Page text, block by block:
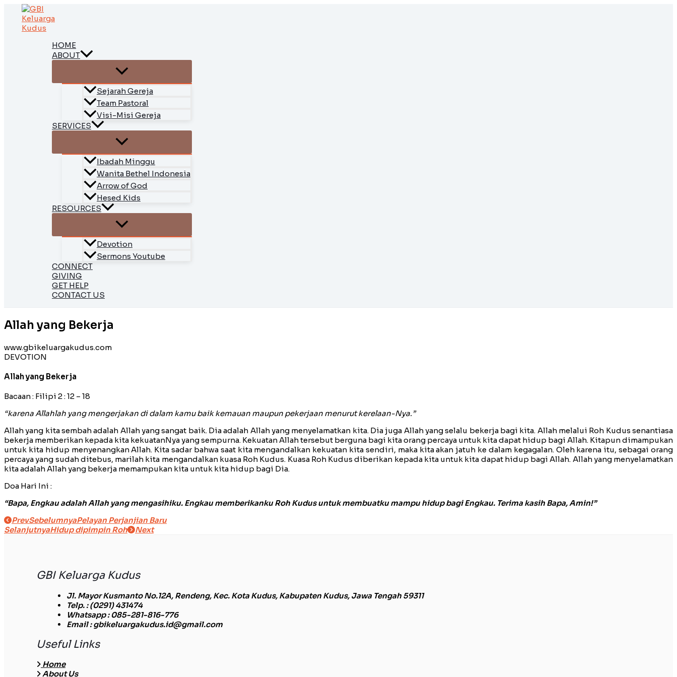
Skip
content
HOME
ABOUT
Sejarah Gereja
Team Pastoral
Visi-Misi Gereja
SERVICES
Ibadah Minggu
Wanita Bethel Indonesia
Arrow of God
Hesed Kids
RESOURCES
Devotion
Sermons Youtube
CONNECT
GIVING
GET HELP
CONTACT US
Allah yang Bekerja
www.gbikeluargakudus.com
DEVOTION
Allah yang Bekerja
Bacaan : Filipi 2 : 12 – 18
“karena Allahlah yang mengerjakan di dalam kamu baik kemauan maupun pekerjaan menurut kerelaan-Nya.”
Allah yang kita sembah adalah Allah yang sangat baik. Dia adalah Allah yang menyelamatkan kita. Dia juga Allah yang selalu bekerja bagi kita. Allah melalui Roh Kudus senantiasa
bekerja memberikan kepada kita kekuatanNya yang sempurna. Kekuatan Allah tersebut berguna bagi kita orang percaya untuk kita dapat hidup bagi Allah. Kitapun dimampukan
untuk kita hidup menyenangkan Allah. Kita sadar bahwa saat kita mengandalkan kekuatan kita sendiri, maka kita akan jatuh ke dalam kegagalan. Oleh karena itu, sebagai orang
percaya yang sudah ditebus, marilah kita mengandalkan kuasa Roh Kudus. Kuasa Roh Kudus diberikan kepada kita untuk kita dapat hidup bagi Allah. Allah yang menyelamatkan
kita adalah Allah yang bekerja memampukan kita untuk kita hidup bagi Dia.
Doa Hari Ini :
“Bapa, Engkau adalah Allah yang mengasihiku. Engkau memberikanku Roh Kudus untuk membuatku mampu hidup bagi Engkau. Terima kasih Bapa, Amin!”
PrevSebelumnyaPelayan Perjanjian Baru
SelanjutnyaHidup dipimpin Roh Next
GBI Keluarga Kudus
Jl. Mayor Kusmanto No.12A, Rendeng, Kec. Kota Kudus, Kabupaten Kudus, Jawa Tengah 59311
Telp. : (0291) 431474
Whatsapp: 085-281-816-776
Email: gbikeluargakudus.id@gmail.com
Useful Links
Home
About Us